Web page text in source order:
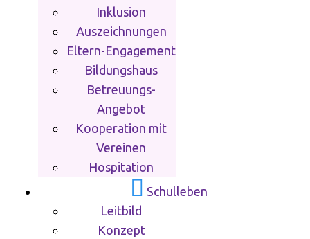
Inklusion
Auszeichnungen
Eltern-Engagement
Bildungshaus
Betreuungs-
Angebot
Kooperation mit
Vereinen
Hospitation
Schulleben
Leitbild
Konzept